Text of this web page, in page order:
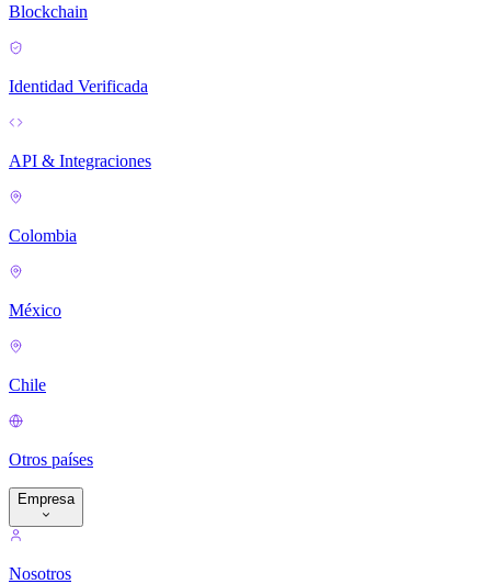
Blockchain
Identidad Verificada
API & Integraciones
Colombia
México
Chile
Otros países
Empresa
Nosotros